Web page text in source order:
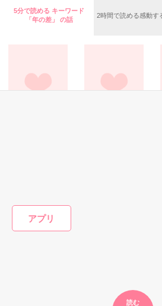
アプリ
読む
＊以前、公開していた話の改稿版です＊
いた。
守と由羅から『便利屋雛子』と馬鹿に
鷹哉『宜しくな、俺の雛子』🦅
雛子『俺の……ひぃ、雛子？！！！』🐥
5分で読める キーワード
「年の差」 の話
2時間で読める感動す
か